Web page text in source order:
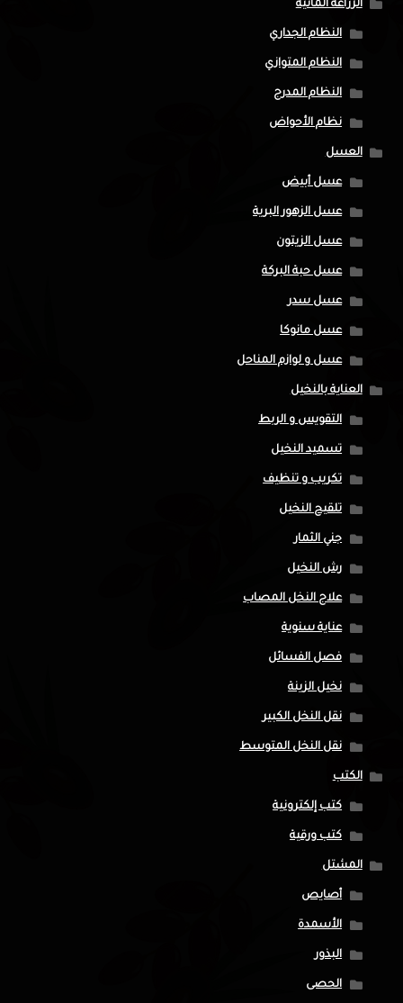
الزراعة المائية
النظام الجداري
النظام المتوازي
النظام المدرج
نظام الأحواض
العسل
عسل أبيض
عسل الزهور البرية
عسل الزيتون
عسل حبة البركة
عسل سدر
عسل مانوكا
عسل و لوازم المناحل
العناية بالنخيل
التقويس و الربط
تسميد النخيل
تكريب و تنظيف
تلقيح النخيل
جني الثمار
رش النخيل
علاج النخل المصاب
عناية سنوية
فصل الفسائل
نخيل الزينة
نقل النخل الكبير
نقل النخل المتوسط
الكتب
كتب إلكترونية
كتب ورقية
المشتل
أصايص
الأسمدة
البذور
الحصى